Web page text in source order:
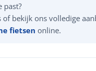
past?
of bekijk ons volledige
fietsen online.